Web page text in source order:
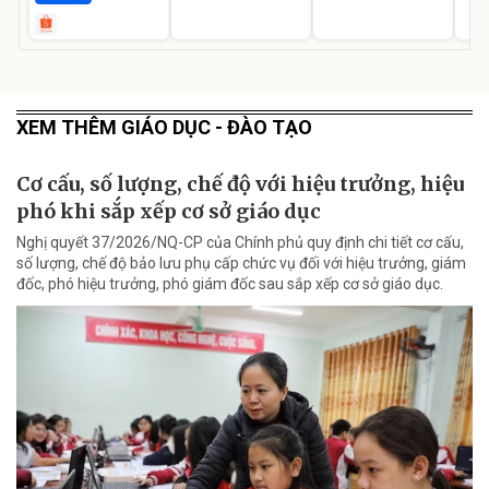
XEM THÊM GIÁO DỤC - ĐÀO TẠO
Cơ cấu, số lượng, chế độ với hiệu trưởng, hiệu
phó khi sắp xếp cơ sở giáo dục
Nghị quyết 37/2026/NQ-CP của Chính phủ quy định chi tiết cơ cấu,
số lượng, chế độ bảo lưu phụ cấp chức vụ đối với hiệu trưởng, giám
đốc, phó hiệu trưởng, phó giám đốc sau sắp xếp cơ sở giáo dục.